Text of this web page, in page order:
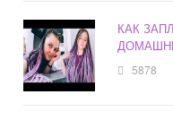
КАК
5878